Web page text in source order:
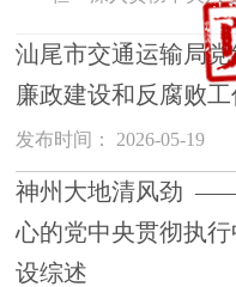
汕尾市交通运输局
廉政建设和反腐败
发布时间： 2026-05-19
神州大地清风劲
心的党中央贯彻执
设综述